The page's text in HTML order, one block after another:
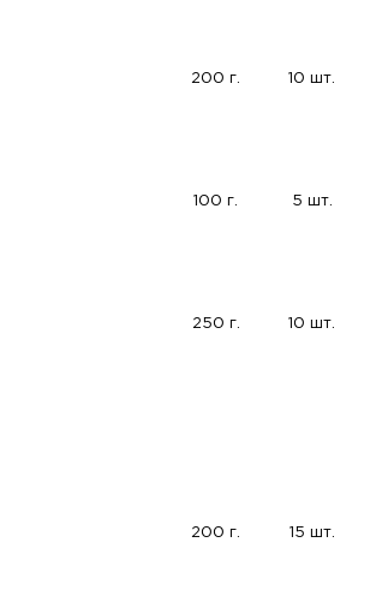
200 г. 10 шт.
100 г. 5 шт.
250 г. 10 шт.
200 г. 15 шт.